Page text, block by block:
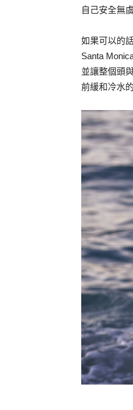
自己安全無
如果可以的
Santa
並讓整個頭
前緩和冷水